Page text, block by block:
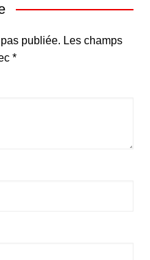
publiée. Les champs
*